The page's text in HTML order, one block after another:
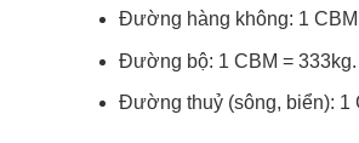
Đường hàng không: 1 CBM
Đường bộ: 1 CBM = 333kg.
Đường thuỷ (sông, biển): 1